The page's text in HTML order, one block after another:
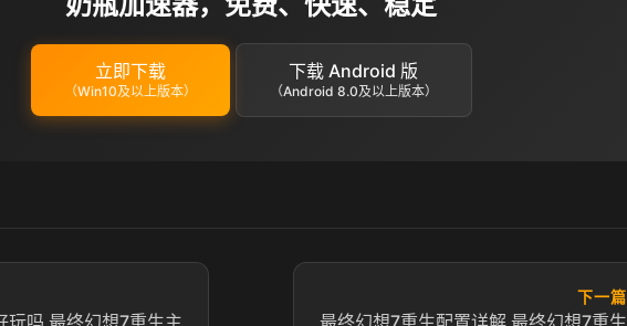
立即下载
（Win10及以上版本）
下载 Android 版
（Android 8.0及以上版本）
玩吗 最终幻想7重生主
下一篇
最终幻想7重生配置详解 最终幻想7重生